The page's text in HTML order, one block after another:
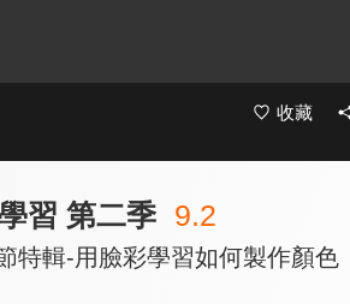
收藏
習 第二季 9.2
輯-用臉彩學習如何製作顏色